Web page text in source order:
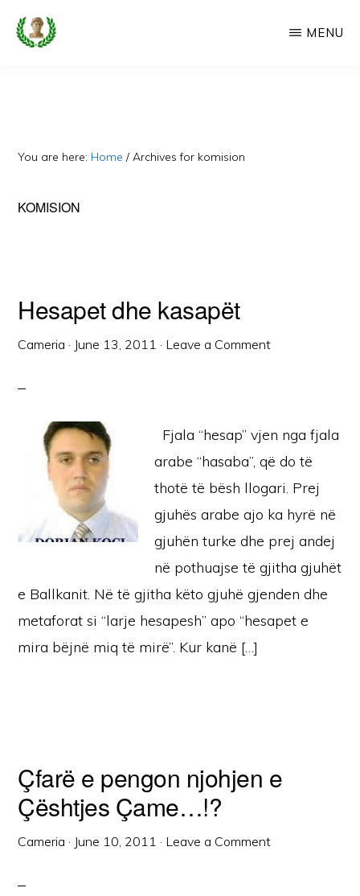
Skip
Faqe
Dedikuar
MENU
You are here: Home / Archives for komision
KOMISION
Hesapet dhe kasapët
Cameria · June 13, 2011 · Leave a Comment
Fjala “hesap” vjen nga fjala
arabe “hasaba”, që do të
thotë të bësh llogari. Prej
gjuhës arabe ajo ka hyrë në
gjuhën turke dhe prej andej
në pothuajse të gjitha gjuhët
e Ballkanit. Në të gjitha këto gjuhë gjenden dhe
metaforat si “larje hesapesh” apo “hesapet e
mira bëjnë miq të mirë”. Kur kanë […]
Çfarë e pengon njohjen e
Çështjes Çame…!?
Cameria · June 10, 2011 · Leave a Comment